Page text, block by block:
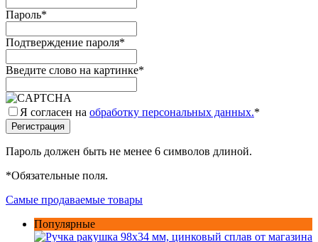
Пароль*
Подтверждение пароля*
Введите слово на картинке*
Я согласен на обработку персональных данных.*
Пароль должен быть не менее 6 символов длиной.
*Обязательные поля.
Самые продаваемые товары
Популярные